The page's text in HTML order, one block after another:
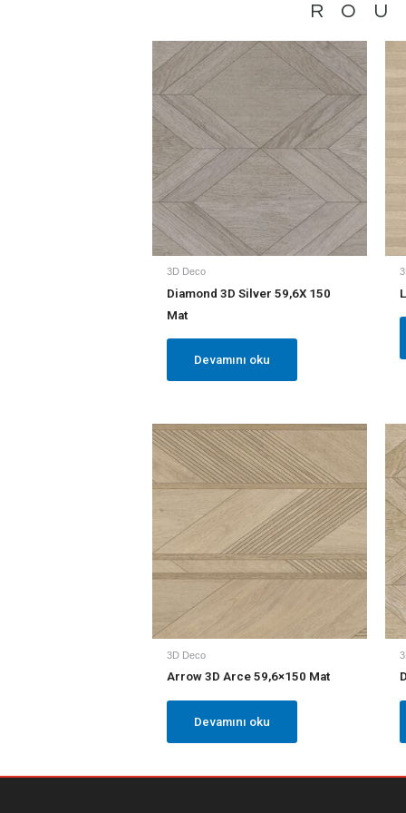
3D Deco
Diamond 3D Silver 59,6X 150
Mat
Devamını oku
3D Deco
Arrow 3D Arce 59,6×150 Mat
Devamını oku